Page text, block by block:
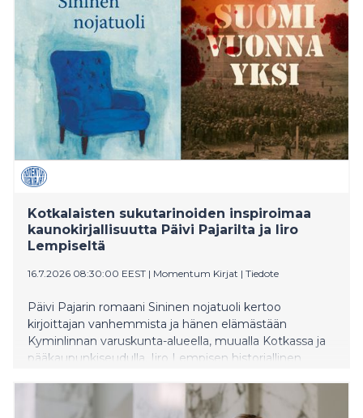
Kotkalaisten sukutarinoiden inspiroimaa
kaunokirjallisuutta Päivi Pajarilta ja Iiro
Lempiseltä
16.7.2026 08:30:00 EEST | Momentum Kirjat | Tiedote
Päivi Pajarin romaani Sininen nojatuoli kertoo
kirjoittajan vanhemmista ja hänen elämästään
Kyminlinnan varuskunta-alueella, muualla Kotkassa ja
pääkaupunkiseudulla. Iiro Lempisen historiallinen
kirjoittajan sukulaisen kuulustelupöytäkirjoista vuodelta